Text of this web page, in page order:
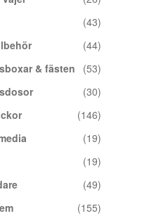
(43)
(44)
& fästen
(53)
(30)
(146)
(19)
(19)
(49)
(155)